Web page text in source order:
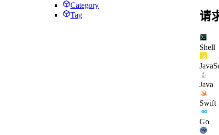
Category
Tag
请
Shell
Java
Swift
Go